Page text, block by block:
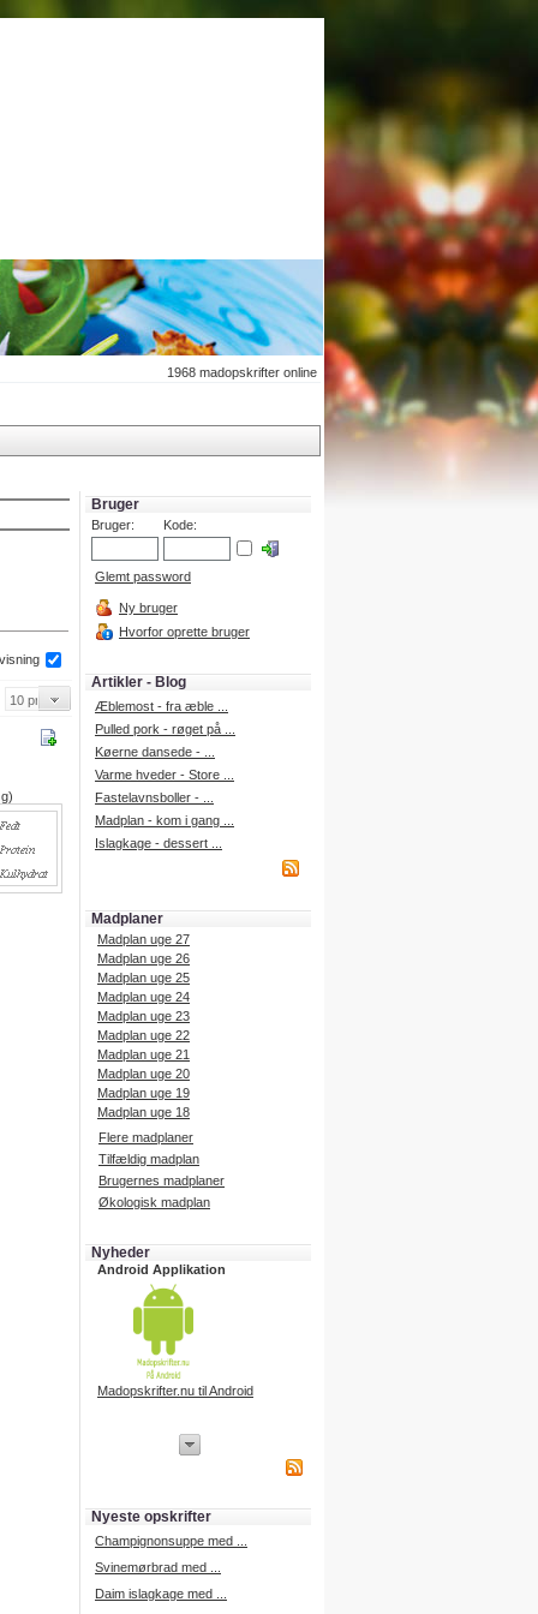
1968 madopskrifter online
Bruger
Bruger: Kode:
Glemt password
Ny bruger
Hvorfor oprette bruger
Artikler - Blog
Æblemost - fra æble ...
Pulled pork - røget på ...
Køerne dansede - ...
Varme hveder - Store ...
Fastelavnsboller - ...
Madplan - kom i gang ...
Islagkage - dessert ...
Madplaner
Madplan uge 27
Madplan uge 26
Madplan uge 25
Madplan uge 24
Madplan uge 23
Madplan uge 22
Madplan uge 21
Madplan uge 20
Madplan uge 19
Madplan uge 18
Flere madplaner
Tilfældig madplan
Brugernes madplaner
Økologisk madplan
Nyheder
Android Applikation
Madopskrifter.nu til Android
iPhone udvikling
Nyeste opskrifter
Champignonsuppe med ...
Svinemørbrad med ...
Daim islagkage med ...